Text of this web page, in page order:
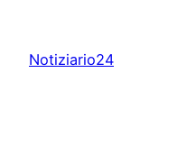
content
Notiziario24